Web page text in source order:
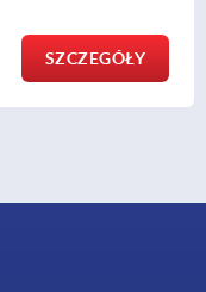
SZCZEGÓŁY